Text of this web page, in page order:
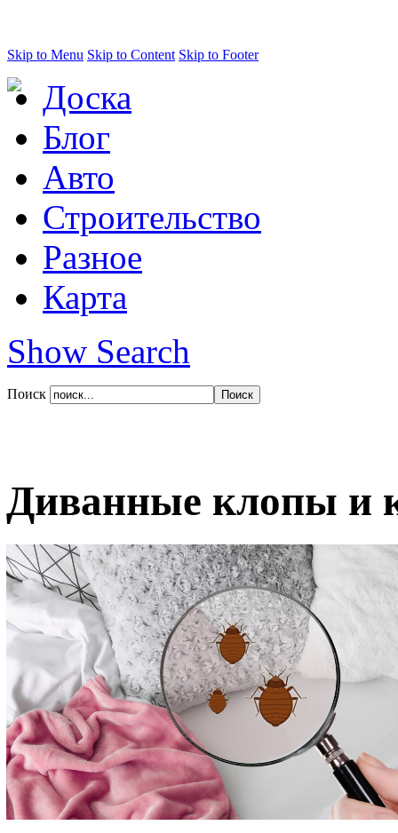
Skip to Menu Skip to Content Skip to Footer
Доска
Блог
Авто
Строительство
Разное
Карта
Show Search
Поиск
Диванные клопы и